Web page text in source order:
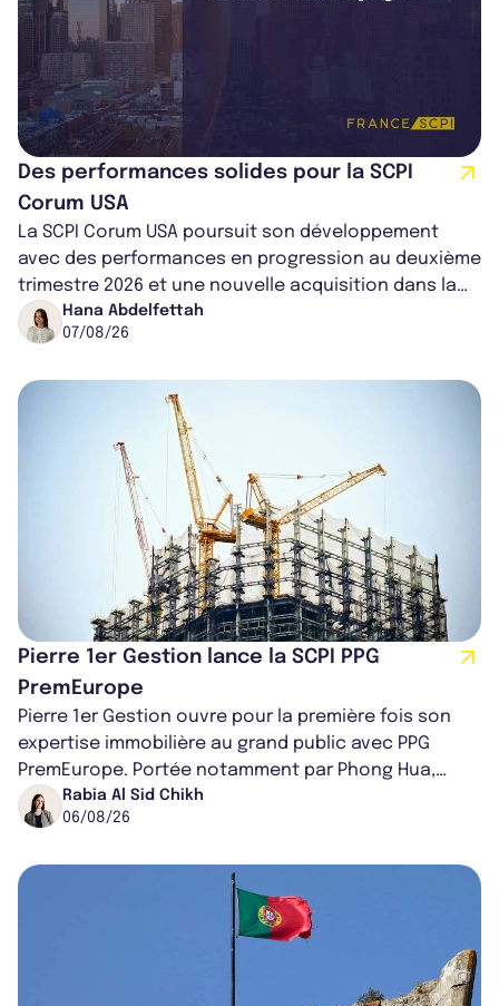
Des performances solides pour la SCPI
Corum USA
La SCPI Corum USA poursuit son développement
avec des performances en progression au deuxième
trimestre 2026 et une nouvelle acquisition dans la
région de Chicago. Entre hausse de...
Hana Abdelfettah
07/08/26
Pierre 1er Gestion lance la SCPI PPG
PremEurope
Pierre 1er Gestion ouvre pour la première fois son
expertise immobilière au grand public avec PPG
PremEurope. Portée notamment par Phong Hua,
ancien directeur des investissements d...
Rabia Al Sid Chikh
06/08/26